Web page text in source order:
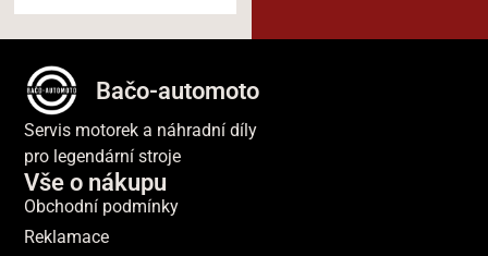
Bačo-automoto
Servis motorek a náhradní díly
pro legendární stroje
Vše o nákupu
Obchodní podmínky
Reklamace